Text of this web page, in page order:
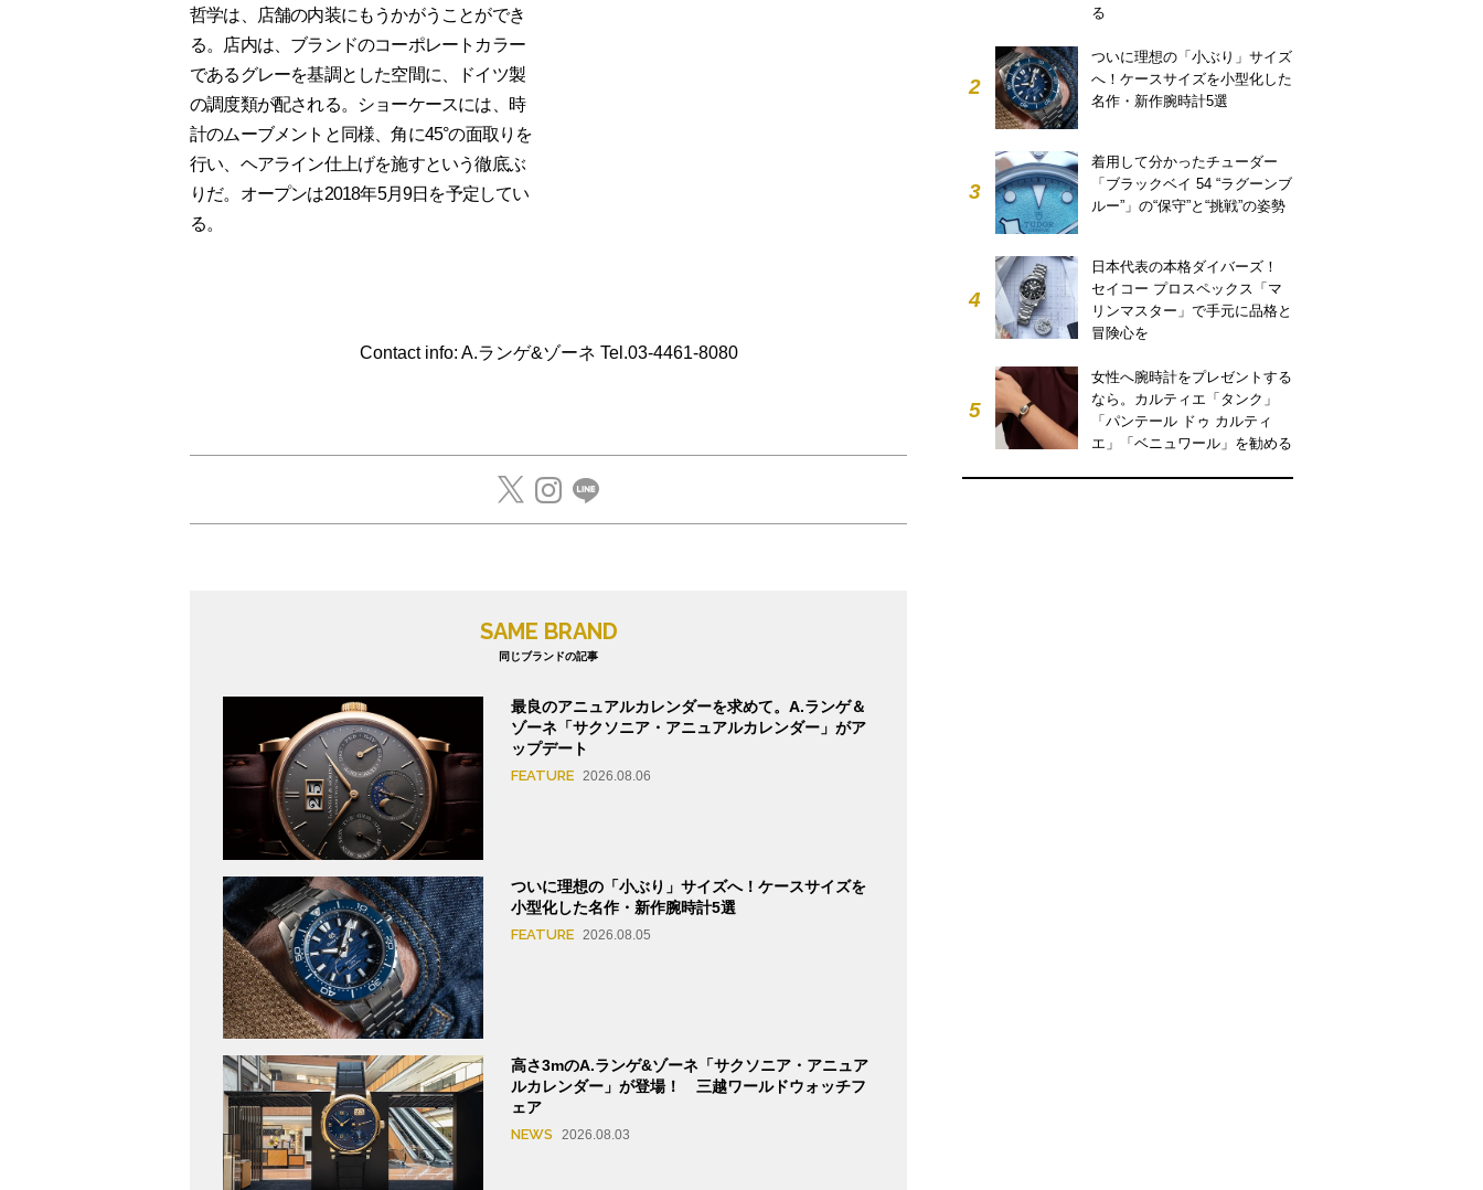
哲学は、店舗の内装にもうかがうことができ
る。店内は、ブランドのコーポレートカラー
であるグレーを基調とした空間に、ドイツ製
の調度類が配される。ショーケースには、時
計のムーブメントと同様、角に45°の面取りを
行い、ヘアライン仕上げを施すという徹底ぶ
りだ。オープンは2018年5月9日を予定してい
る。
Contact info: A.ランゲ&ゾーネ Tel.03-4461-8080
SAME BRAND
同じブランドの記事
最良のアニュアルカレンダーを求めて。A.ランゲ＆
ゾーネ「サクソニア・アニュアルカレンダー」がア
ップデート
FEATURE 2026.08.06
ついに理想の「小ぶり」サイズへ！ケースサイズを
小型化した名作・新作腕時計5選
FEATURE 2026.08.05
高さ3mのA.ランゲ&ゾーネ「サクソニア・アニュア
ルカレンダー」が登場！ 三越ワールドウォッチフ
ェア
NEWS 2026.08.03
る
2
ついに理想の「小ぶり」サイズ
へ！ケースサイズを小型化した
名作・新作腕時計5選
3
着用して分かったチューダー
「ブラックベイ 54 “ラグーンブ
ルー”」の“保守”と“挑戦”の姿勢
4
日本代表の本格ダイバーズ！
セイコー プロスペックス「マ
リンマスター」で手元に品格と
冒険心を
5
女性へ腕時計をプレゼントする
なら。カルティエ「タンク」
「パンテール ドゥ カルティ
エ」「ベニュワール」を勧める